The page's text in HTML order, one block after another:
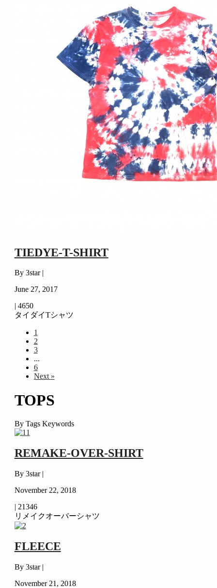
TIEDYE-T-SHIRT
By 3star |
June 27, 2017
| 4650
タイダイTシャツ
1
2
3
...
6
Next »
TOPS
By Tags Keywords
REMAKE-OVER-SHIRT
By 3star |
November 22, 2018
| 21346
リメイクオーバーシャツ
FLEECE
By 3star |
November 21, 2018